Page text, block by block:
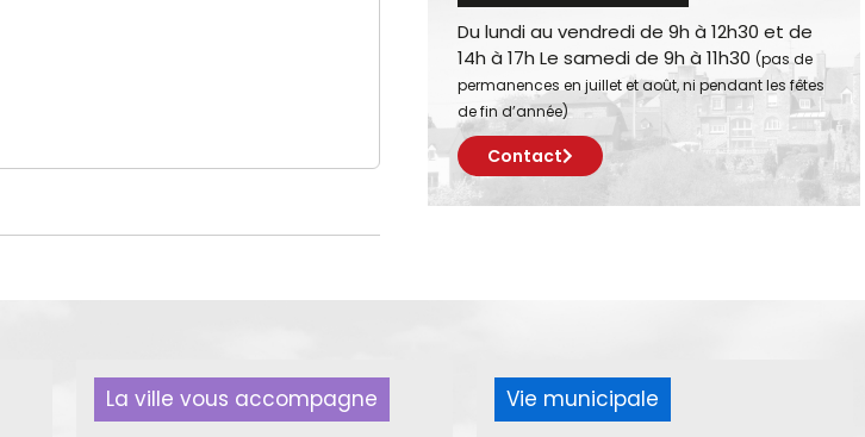
Du lundi au vendredi de 9h à 12h30 et de
14h à 17h Le samedi de 9h à 11h30 (pas de
permanences en juillet et août, ni pendant les fêtes
de fin d’année)
Contact
La ville vous accompagne Vie municipale